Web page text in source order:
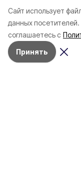
Cайт использует
данных посетителей.
соглашаетесь с
Принять
интерактивную
«Книжный
страниц»